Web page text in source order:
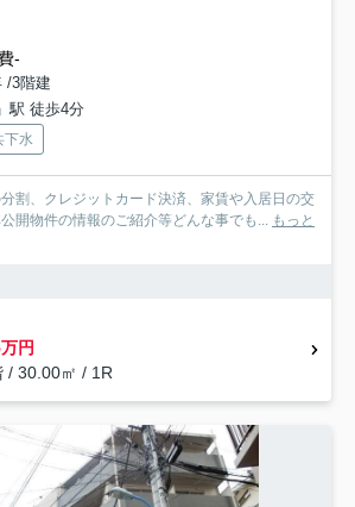
-
/3階建
駅 徒歩4分
下水
割、クレジットカード決済、家賃や入居日の交
開物件の情報のご紹介等どんな事でも...
もっと
円
/ 30.00㎡ / 1R